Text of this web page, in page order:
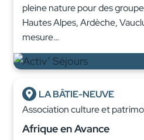
pleine nature pour des
Hautes Alpes, Ardèche,
mesure…
LA BÂTIE-NEUVE
Association culture et
Afrique en Avance